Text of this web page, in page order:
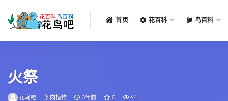
首页 花百科 鸟百科
火祭
花鸟吧 多肉植物 3年前 0 64